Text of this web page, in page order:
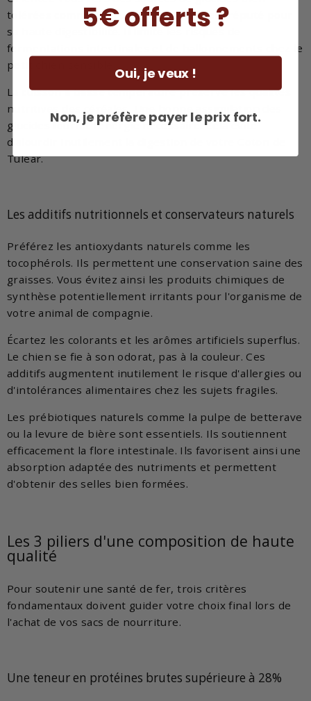
tolérées comme le riz. Cet ingrédient est réputé pour
sa haute digestibilité. Il limite les risques de
fermentations intestinales et de ballonnements chez le
petit chien sensible.
La cuisson à basse température préserve les qualités
nutritives des céréales. Une bonne assimilation des
glucides fournit l'énergie nécessaire. Cela évite
d'alourdir inutilement la digestion de votre Coton de
Tuléar.
Les additifs nutritionnels et conservateurs naturels
Préférez les antioxydants naturels comme les
tocophérols. Ils permettent une conservation saine des
graisses. Vous évitez ainsi les produits chimiques de
synthèse potentiellement irritants pour l'organisme de
votre animal de compagnie.
Écartez les colorants et les arômes artificiels superflus.
Le chien se fie à son odorat, pas à la couleur. Ces
additifs augmentent inutilement le risque d'allergies ou
d'intolérances alimentaires chez les sujets fragiles.
Les prébiotiques naturels comme la pulpe de betterave
ou la levure de bière sont essentiels. Ils soutiennent
efficacement la flore intestinale. Ils favorisent ainsi une
absorption adaptée des nutriments et permettent
d'obtenir des selles bien formées.
Les 3 piliers d'une composition de haute
qualité
Pour soutenir une santé de fer, trois critères
fondamentaux doivent guider votre choix final lors de
l'achat de vos sacs de nourriture.
Une teneur en protéines brutes supérieure à 28%
5€ offerts ?
Oui, je veux !
Non, je préfère payer le prix fort.